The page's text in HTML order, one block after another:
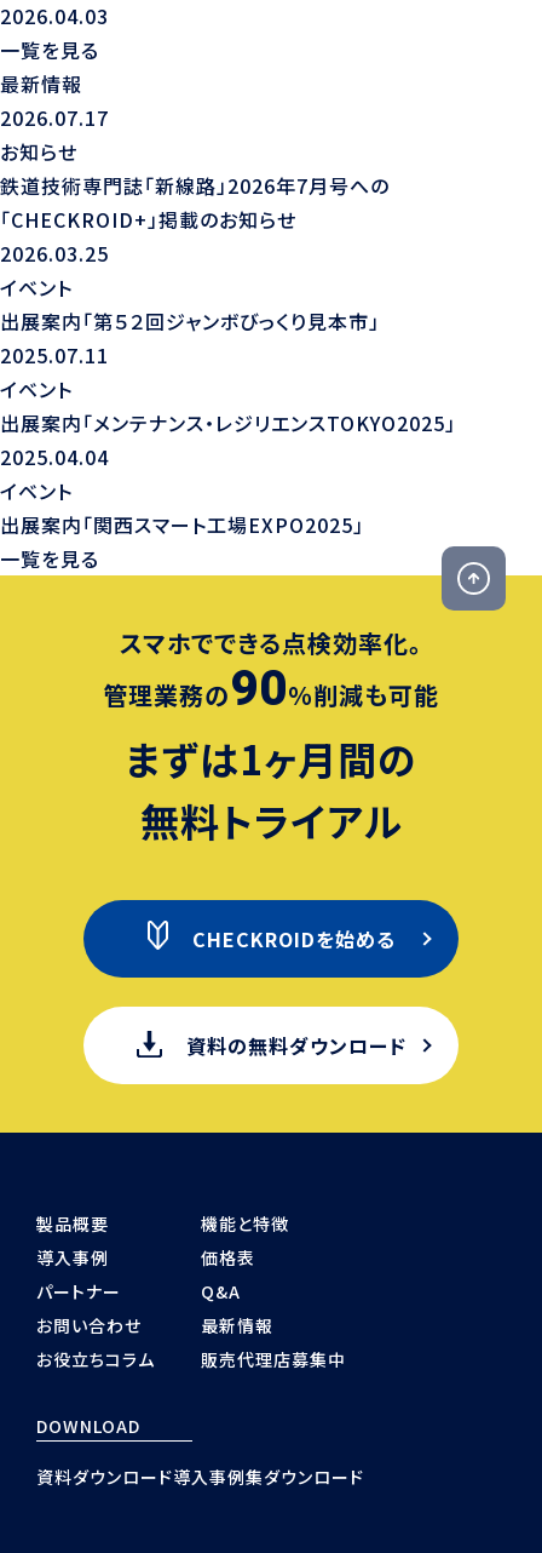
2026.04.03
一覧を見る
最新情報
2026.07.17
お知らせ
鉄道技術専門誌「新線路」2026年7月号への
「CHECKROID+」掲載のお知らせ
2026.03.25
イベント
出展案内「第５２回ジャンボびっくり見本市」
2025.07.11
イベント
出展案内「メンテナンス・レジリエンスTOKYO2025」
2025.04.04
イベント
出展案内「関西スマート工場EXPO2025」
一覧を見る
スマホでできる点検効率化。
管理業務の90％削減も可能
まずは1ヶ月間の
無料トライアル
CHECKROIDを始める
資料の無料ダウンロード
製品概要
機能と特徴
導入事例
価格表
パートナー
Q&A
お問い合わせ
最新情報
お役立ちコラム
販売代理店募集中
DOWNLOAD
資料ダウンロード導入事例集ダウンロード